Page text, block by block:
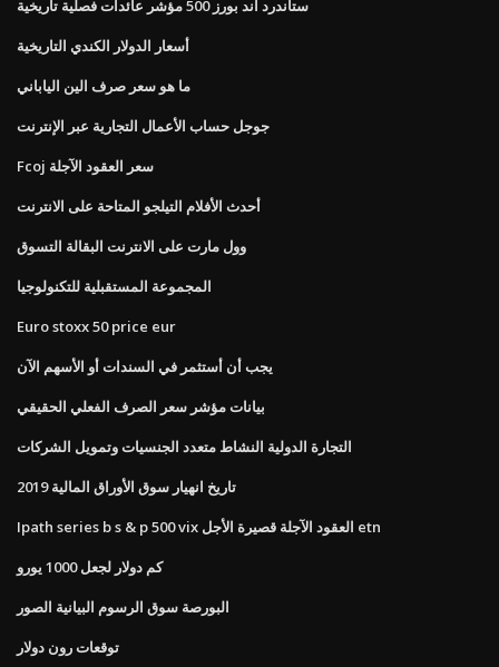
ستاندرد اند بورز 500 مؤشر عائدات فصلية تاريخية
أسعار الدولار الكندي التاريخية
ما هو سعر صرف الين الياباني
جوجل حساب الأعمال التجارية عبر الإنترنت
Fcoj سعر العقود الآجلة
أحدث الأفلام التيلجو المتاحة على الانترنت
وول مارت على الانترنت البقالة التسوق
المجموعة المستقبلية للتكنولوجيا
Euro stoxx 50 price eur
يجب أن أستثمر في السندات أو الأسهم الآن
بيانات مؤشر سعر الصرف الفعلي الحقيقي
التجارة الدولية النشاط متعدد الجنسيات وتمويل الشركات
تاريخ انهيار سوق الأوراق المالية 2019
Ipath series b s & p 500 vix العقود الآجلة قصيرة الأجل etn
كم دولار لجعل 1000 يورو
البورصة سوق الرسوم البيانية الصور
توقعات رون دولار